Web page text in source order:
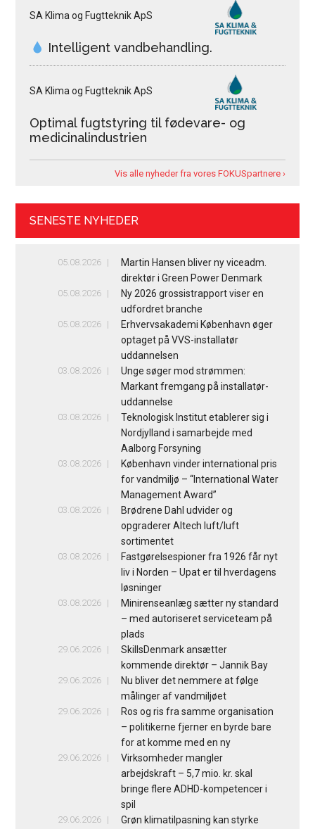
SA Klima og Fugtteknik ApS
Intelligent vandbehandling.
SA Klima og Fugtteknik ApS
Optimal fugtstyring til fødevare- og
medicinalindustrien
Vis alle nyheder fra vores FOKUSpartnere ›
SENESTE NYHEDER
05.08.2026
Martin Hansen bliver ny viceadm.
direktør i Green Power Denmark
05.08.2026
Ny 2026 grossistrapport viser en
udfordret branche
05.08.2026
Erhvervsakademi København øger
optaget på VVS-installatør
uddannelsen
03.08.2026
Unge søger mod strømmen:
Markant fremgang på installatør-
uddannelse
03.08.2026
Teknologisk Institut etablerer sig i
Nordjylland i samarbejde med
Aalborg Forsyning
03.08.2026
København vinder international pris
for vandmiljø – “International Water
Management Award”
03.08.2026
Brødrene Dahl udvider og
opgraderer Altech luft/luft
sortimentet
03.08.2026
Fastgørelsespioner fra 1926 får nyt
liv i Norden – Upat er til hverdagens
løsninger
03.08.2026
Minirenseanlæg sætter ny standard
– med autoriseret serviceteam på
plads
29.06.2026
SkillsDenmark ansætter
kommende direktør – Jannik Bay
29.06.2026
Nu bliver det nemmere at følge
målinger af vandmiljøet
29.06.2026
Ros og ris fra samme organisation
– politikerne fjerner en byrde bare
for at komme med en ny
29.06.2026
Virksomheder mangler
arbejdskraft – 5,7 mio. kr. skal
bringe flere ADHD-kompetencer i
spil
29.06.2026
Grøn klimatilpasning kan styrke